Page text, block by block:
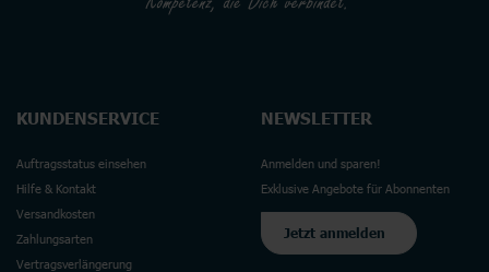
KUNDENSERVICE
Auftragsstatus einsehen
Hilfe & Kontakt
Versandkosten
Zahlungsarten
Vertragsverlängerung
NEWSLETTER
Anmelden und sparen!
Exklusive Angebote für Abonnenten
Jetzt anmelden